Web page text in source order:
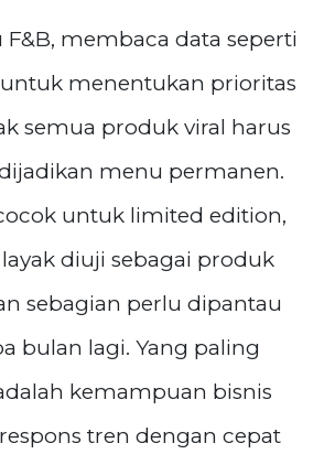
F&B, membaca data seperti
menentukan prioritas
semua produk viral harus
menu permanen.
untuk limited edition,
diuji sebagai produk
sebagian perlu dipantau
bulan lagi. Yang paling
kemampuan bisnis
tren dengan cepat